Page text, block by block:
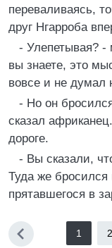
переваливаясь,
друг Нгарроба
- Улепетывая?
вы знаете, это
вовсе и не думал
- Но он
сказал
дороге.
- Вы сказали,
Туда же бросился
прятавшегося в
1 2